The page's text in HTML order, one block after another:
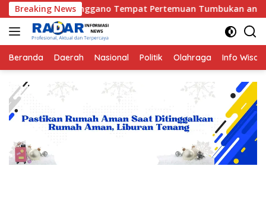
Langsung
ke
konten
Breaking News
Tempat Pertemuan Tumbukan antara Lempeng Indo-
Beranda Daerah Nasional Politik Olahraga Info